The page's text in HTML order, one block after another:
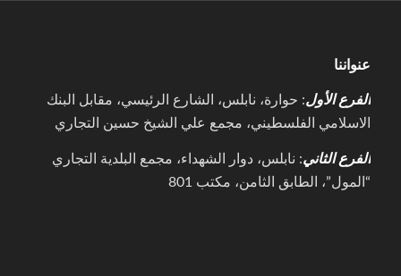
عنواننا
الفرع الأول: حوارة، نابلس، الشارع الرئيسي، مقابل البنك
الاسلامي الفلسطيني، مجمع علي الشيخ حسين التجاري
الفرع الثاني: نابلس، دوار الشهداء، مجمع البلدية التجاري
“المول”، الطابق الثامن، مكتب 801